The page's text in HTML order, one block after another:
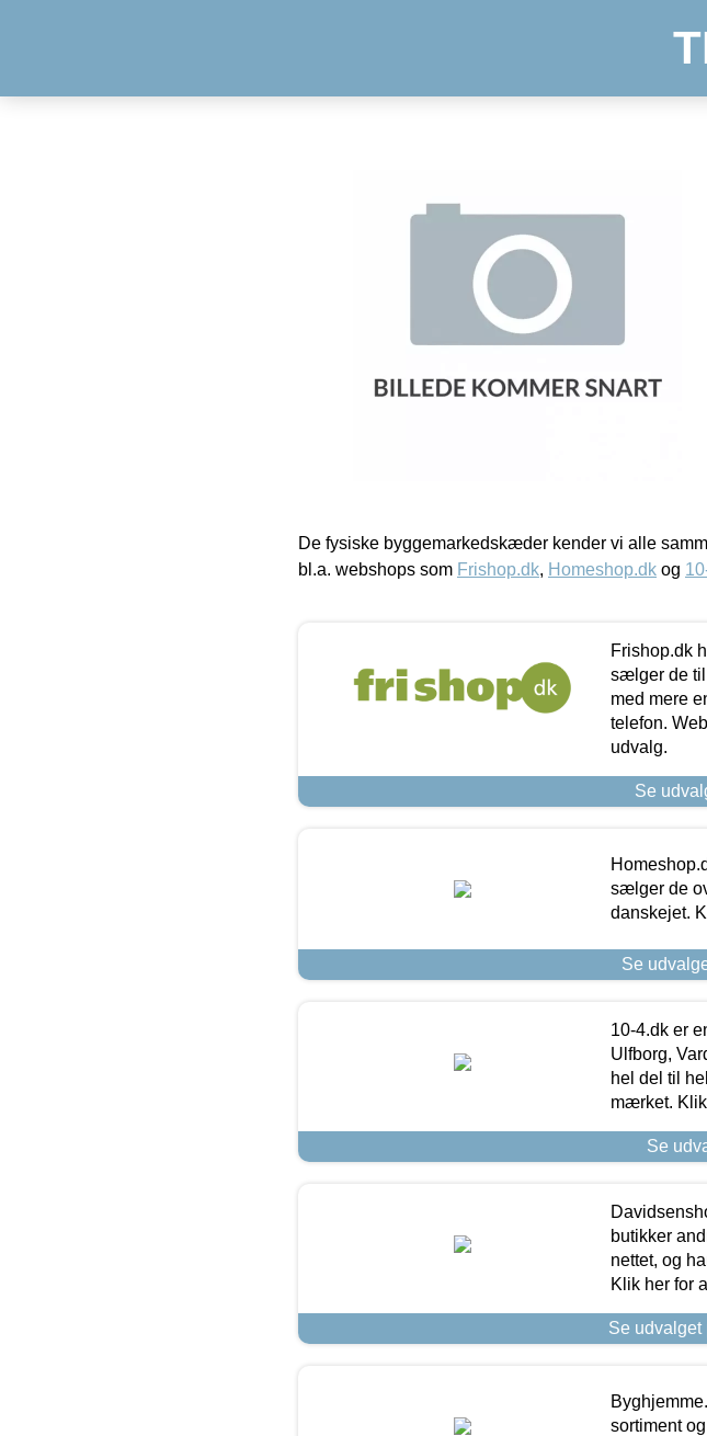
De fysiske byggemarkedskæder kender vi alle
bl.a. webshops som Frishop.dk, Homeshop.dk og
Frishop.dk
sælger de til
med mere
telefon.
udvalg.
Se
sælger de
danskejet.
Se
10-4.dk er
Ulfborg,
hel del til
mærket.
Se
butikker
nettet, og
Klik her for
Se udvalget
sortiment